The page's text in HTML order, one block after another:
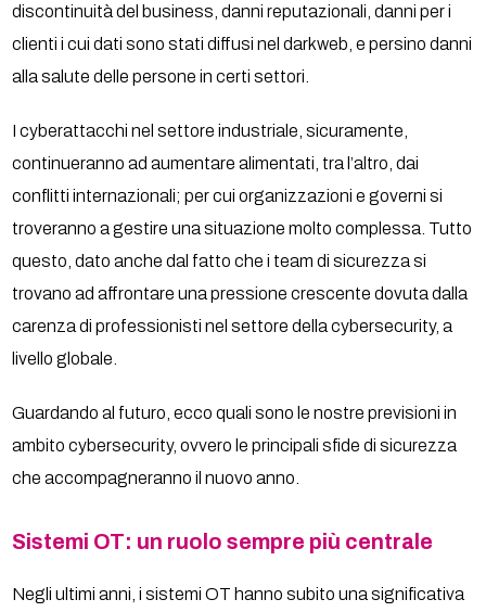
discontinuità del business, danni reputazionali, danni per i
clienti i cui dati sono stati diffusi nel darkweb, e persino danni
alla salute delle persone in certi settori.
I cyberattacchi nel settore industriale, sicuramente,
continueranno ad aumentare alimentati, tra l’altro, dai
conflitti internazionali; per cui organizzazioni e governi si
troveranno a gestire una situazione molto complessa. Tutto
questo, dato anche dal fatto che i team di sicurezza si
trovano ad affrontare una pressione crescente dovuta dalla
carenza di professionisti nel settore della cybersecurity, a
livello globale.
Guardando al futuro, ecco quali sono le nostre previsioni in
ambito cybersecurity, ovvero le principali sfide di sicurezza
che accompagneranno il nuovo anno.
Sistemi OT: un ruolo sempre più centrale
Negli ultimi anni, i sistemi OT hanno subito una significativa